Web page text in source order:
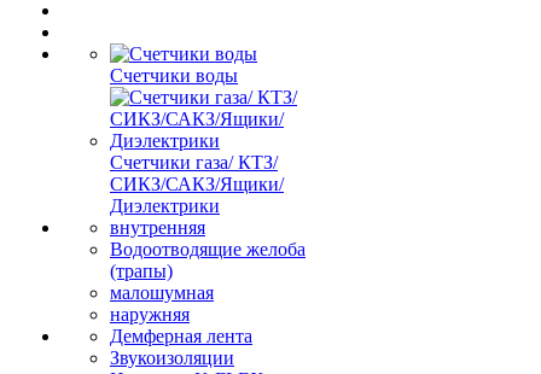
Счетчики воды
Счетчики газа/ КТЗ/
СИКЗ/САКЗ/Ящики/
Диэлектрики
внутренняя
Водоотводящие желоба
(трапы)
малошумная
наружняя
Демферная лента
Звукоизоляции